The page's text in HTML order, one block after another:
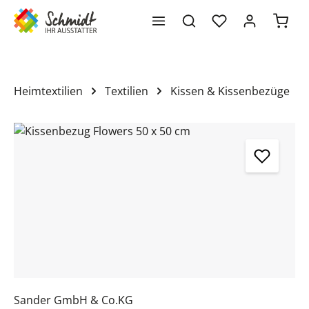
springen
Heimtextilien Textilien Kissen & Kissenbezüge
Bildergalerie überspringen
Sander GmbH & Co.KG